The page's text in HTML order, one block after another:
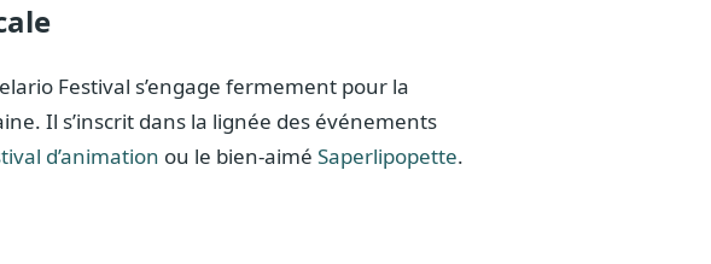
Festival s’engage fermement pour la
Il s’inscrit dans la lignée des événements
d’animation ou le bien-aimé Saperlipopette.